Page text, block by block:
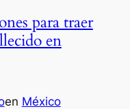
para traer
en
en México